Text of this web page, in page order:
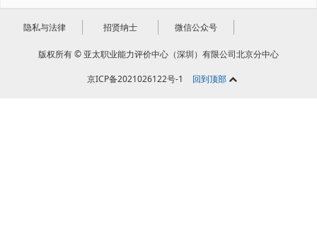
隐私与法律 招贤纳士 微信公众号
版权所有 © 亚太职业能力评价中心（深圳）有限公司北京分中心
京ICP备2021026122号-1 回到顶部